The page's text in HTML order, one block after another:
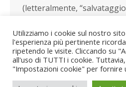
(letteralmente,
Utilizziamo i cookie sul nostro
l'esperienza più pertinente
ripetendo le visite. Cliccando su
all'uso di TUTTI i cookie.
"Impostazioni cookie" per fornire